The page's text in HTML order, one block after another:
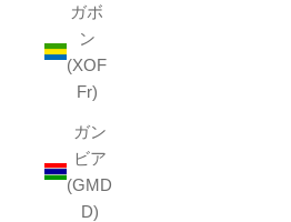
ガボ
ン
(XOF
Fr)
ガン
ビア
(GMD
D)